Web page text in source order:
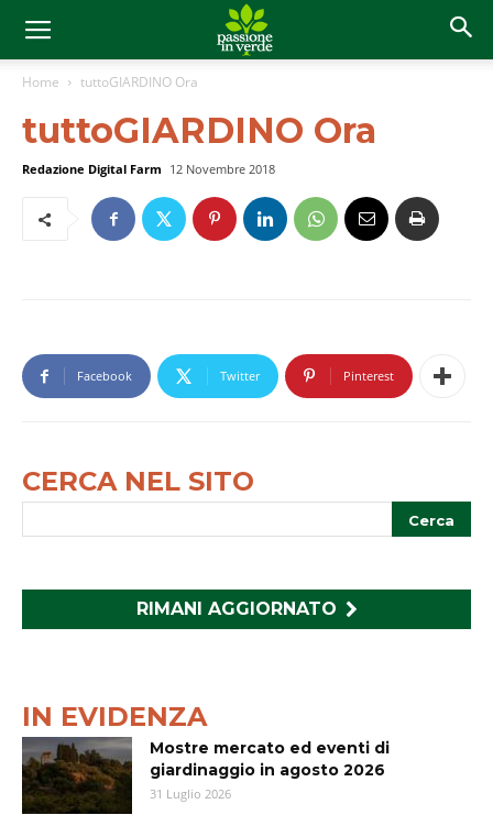
Home tuttoGIARDINO Ora
tuttoGIARDINO Ora
Redazione Digital Farm 12 Novembre 2018
Facebook Twitter Pinterest
CERCA NEL SITO
RIMANI AGGIORNATO
IN EVIDENZA
Mostre mercato ed eventi di
giardinaggio in agosto 2026
31 Luglio 2026